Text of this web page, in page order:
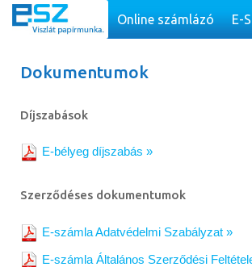
Online számlázó E-
Dokumentumok
Díjszabások
E-bélyeg díjszabás »
Szerződéses dokumentumok
E-számla Adatvédelmi Szabályzat »
E-számla Általános Szerződési